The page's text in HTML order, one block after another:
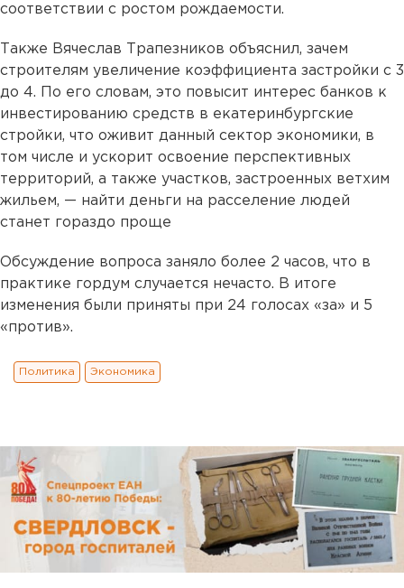
соответствии с ростом рождаемости.
Также Вячеслав Трапезников объяснил, зачем
строителям увеличение коэффициента застройки с 3
до 4. По его словам, это повысит интерес банков к
инвестированию средств в екатеринбургские
стройки, что оживит данный сектор экономики, в
том числе и ускорит освоение перспективных
территорий, а также участков, застроенных ветхим
жильем, — найти деньги на расселение людей
станет гораздо проще
Обсуждение вопроса заняло более 2 часов, что в
практике гордум случается нечасто. В итоге
изменения были приняты при 24 голосах «за» и 5
«против».
Политика Экономика